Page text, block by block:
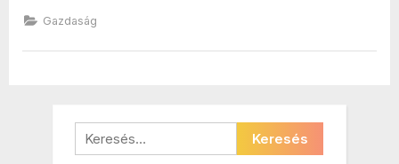
vállalkozónak
lenni?”
Gazdaság
Keresés: